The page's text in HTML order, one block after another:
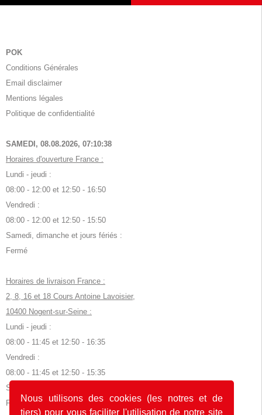
Nous utilisons des cookies (les notres et de
tiers) pour vous faciliter l'utilisation de notre site
POK
Conditions Générales
Email disclaimer
Mentions légales
Politique de confidentialité
SAMEDI, 08.08.2026, 07:10:39
Horaires d'ouverture France :
Lundi - jeudi :
08:00 - 12:00 et 12:50 - 16:50
Vendredi :
08:00 - 12:00 et 12:50 - 15:50
Samedi, dimanche et jours fériés :
Fermé
Horaires de livraison France :
2, 8, 16 et 18 Cours Antoine Lavoisier,
10400 Nogent-sur-Seine :
Lundi - jeudi :
08:00 - 11:45 et 12:50 - 16:35
Vendredi :
08:00 - 11:45 et 12:50 - 15:35
Samedi, dimanche et jours fériés :
Fermé